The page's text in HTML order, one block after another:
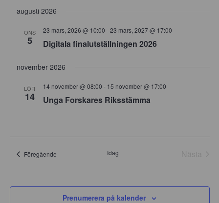
datum.
augusti 2026
ONS
5 Digitala finalutställningen 2026
23 mars, 2026 @ 10:00 -23 mars, 2027 @ 17:00
november 2026
LÖR
14 Unga Forskares Riksstämma
14 november @ 08:00 - 15 november @ 17:00
FöregåendeEvenemang Idag
Prenumerera på kalender